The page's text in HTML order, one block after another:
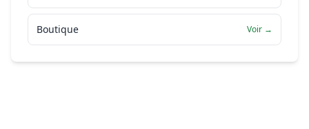
Boutique Voir →